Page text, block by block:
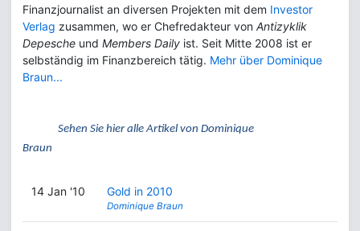
Finanzjournalist an diversen Projekten mit dem Investor
Verlag zusammen, wo er Chefredakteur von Antizyklik
Depesche und Members Daily ist. Seit Mitte 2008 ist er
selbständig im Finanzbereich tätig. Mehr über Dominique
Braun...
Sehen Sie hier alle Artikel von Dominique
Braun
14 Jan '10 Gold in 2010
Dominique Braun